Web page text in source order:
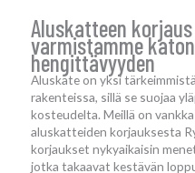
Aluskatteen
varmistamme
hengittävyyden
Aluskate on yksi
rakenteissa, sillä se suojaa
kosteudelta. Meillä on
aluskatteiden korjauksesta
korjaukset nykyaikaisin
jotka takaavat kestävän